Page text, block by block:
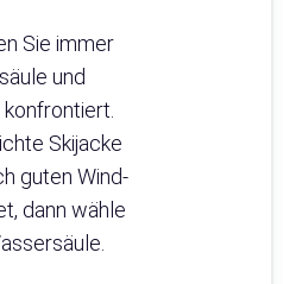
Sie immer
und
Skijacke
guten Wind-
dann wähle